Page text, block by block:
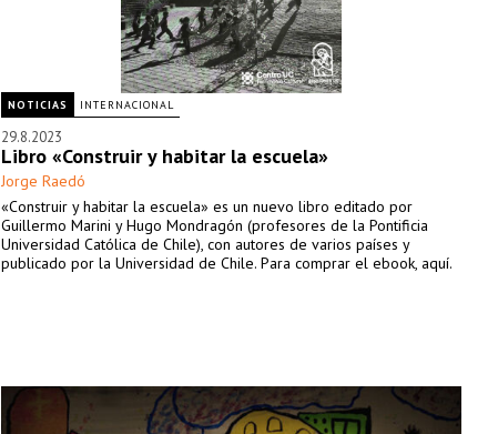
NOTICIAS INTERNACIONAL
29.8.2023
Libro «Construir y habitar la escuela»
Jorge Raedó
«Construir y habitar la escuela» es un nuevo libro editado por
Guillermo Marini y Hugo Mondragón (profesores de la Pontificia
Universidad Católica de Chile), con autores de varios países y
publicado por la Universidad de Chile. Para comprar el ebook, aquí.